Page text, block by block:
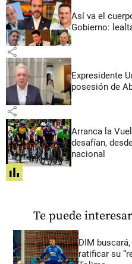
Así va el
Gobierno:
share
Expresidente
posesión de
share
Arranca la
desafían,
nacional
share
Te puede interesar
DIM
ratificar su